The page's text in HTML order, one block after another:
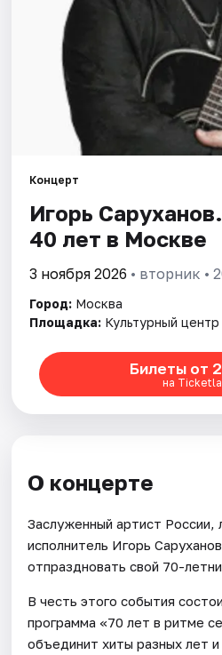
Города
Площадки
Артисты
Концерт
Игорь
40 лет в Москве
3 ноября 2026 • вторник •
Город: Москва
Площадка: Культурный
Билеты от
на
О концерте
Заслуженный артист России,
исполнитель Игорь
отпраздновать свой 70-
В честь этого события
программа «70 лет в ритме
объединит хиты разных лет